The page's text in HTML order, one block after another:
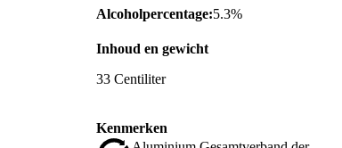
Alcoholpercentage:5.3%
Inhoud en gewicht
33 Centiliter
Kenmerken